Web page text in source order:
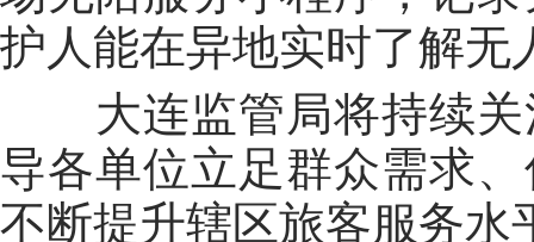
护人能在异地实时了解无
大连监管局将持续关
导各单位立足群众需求
不断提升辖区旅客服务水